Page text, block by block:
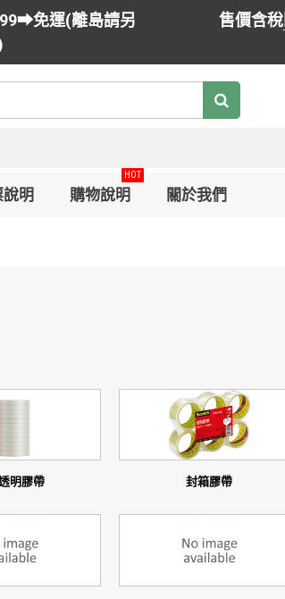
免運(離島請另
售價含稅
明 購物說明
HOT
關於我們
明膠帶 封箱膠帶